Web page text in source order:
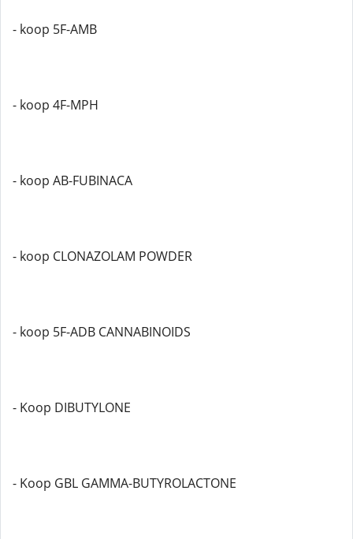
- koop 5F-AMB
- koop 4F-MPH
- koop AB-FUBINACA
- koop CLONAZOLAM POWDER
- koop 5F-ADB CANNABINOIDS
- Koop DIBUTYLONE
- Koop GBL GAMMA-BUTYROLACTONE